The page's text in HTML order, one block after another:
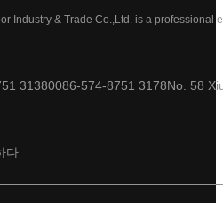
Industry & Trade Co.,Ltd. is a professional
31380086-574-8751 3178No. 58
다